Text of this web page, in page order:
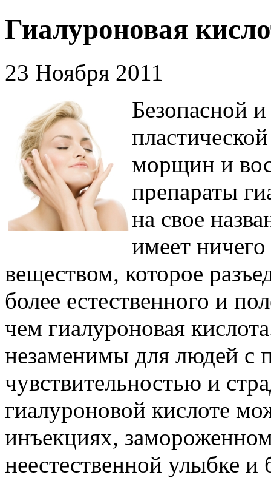
Гиалуроновая
23 Ноября 2011
Безопасной
морщин и
препараты
на свое
имеет
веществом, которое
более естественного и
чем гиалуроновая
незаменимы для людей с
чувствительностью и
гиалуроновой кислоте
инъекциях,
неестественной улыбке